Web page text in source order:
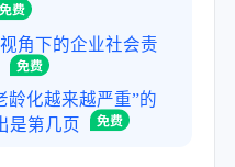
角下的企业社会责
龄化越来越严重”的
是第几页